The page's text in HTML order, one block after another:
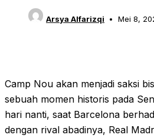
Arsya Alfarizqi Mei 8,
Camp Nou akan menjadi saksi
sebuah momen historis pada
hari nanti, saat Barcelona
dengan rival abadinya, Real